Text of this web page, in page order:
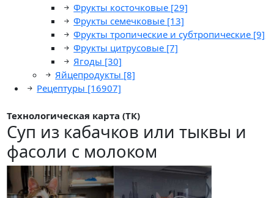
Фрукты косточковые [29]
Фрукты семечковые [13]
Фрукты тропические и субтропические [9]
Фрукты цитрусовые [7]
Ягоды [30]
Яйцепродукты [8]
Рецептуры [16907]
Технологическая карта (ТК)
Суп из кабачков или тыквы и
фасоли с молоком